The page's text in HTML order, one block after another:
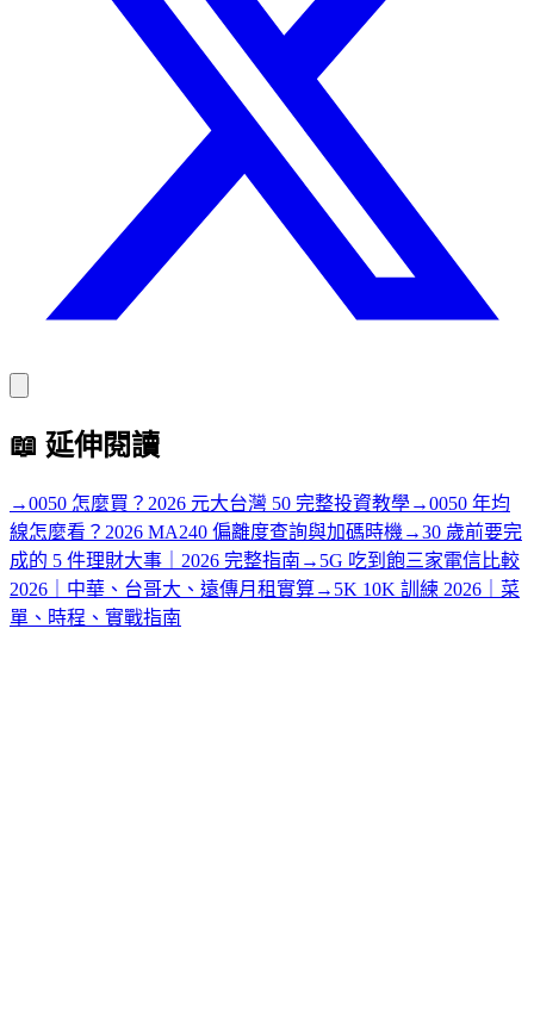
📖 延伸閱讀
→0050 怎麼買？2026 元大台灣 50 完整投資教學→0050 年均
線怎麼看？2026 MA240 偏離度查詢與加碼時機 →30 歲前要完
成的 5 件理財大事｜2026 完整指南 → 5G 吃到飽三家電信比較
2026｜中華、台哥大、遠傳月租實算→ 5K 10K 訓練 2026｜菜
單、時程、實戰指南